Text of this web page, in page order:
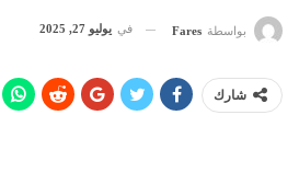
بواسطة Fares في يوليو 27, 2025
شارك